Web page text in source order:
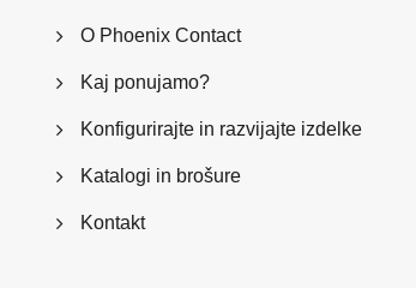
O Phoenix Contact
Kaj ponujamo?
Konfigurirajte in razvijajte izdelke
Katalogi in brošure
Kontakt